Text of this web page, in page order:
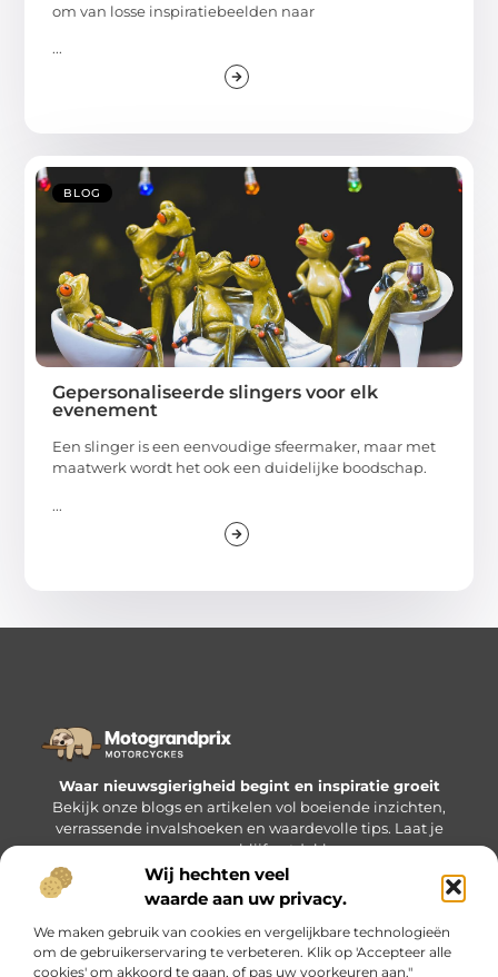
Wij hechten veel
waarde aan uw privacy.
We maken gebruik van cookies en vergelijkbare technologieën
om de gebruikerservaring te verbeteren. Klik op 'Accepteer alle
cookies' om akkoord te gaan, of pas uw voorkeuren aan."
om van losse inspiratiebeelden naar
...
BLOG
Gepersonaliseerde slingers voor elk
evenement
Een slinger is een eenvoudige sfeermaker, maar met
maatwerk wordt het ook een duidelijke boodschap.
...
Waar nieuwsgierigheid begint en inspiratie groeit
Bekijk onze blogs en artikelen vol boeiende inzichten,
verrassende invalshoeken en waardevolle tips. Laat je
verrassen en blijf ontdekken.
Bericht categorie